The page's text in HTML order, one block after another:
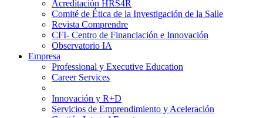
Acreditación HRS4R
Comité de Ética de la Investigación de la Salle
Revista Comprendre
CFI- Centro de Financiación e Innovación
Observatorio IA
Empresa
Professional y Executive Education
Career Services
Innovación y R+D
Servicios de Emprendimiento y Aceleración